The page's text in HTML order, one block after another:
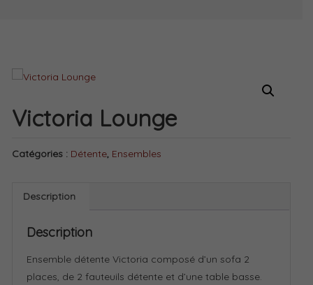
Victoria Lounge
Catégories : Détente, Ensembles
Description
Description
Ensemble détente Victoria composé d’un sofa 2
places, de 2 fauteuils détente et d’une table basse.